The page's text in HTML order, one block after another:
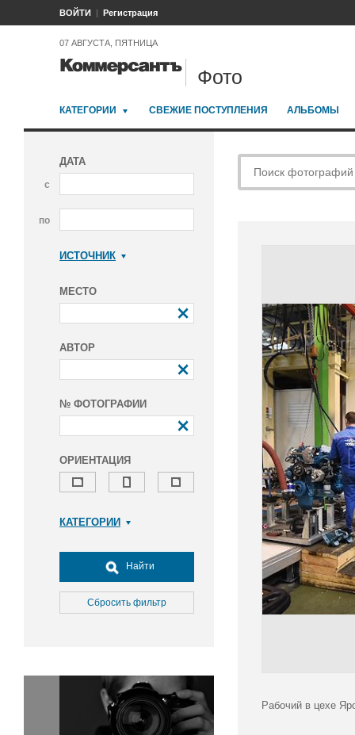
ВОЙТИ Регистрация
07 АВГУСТА, ПЯТНИЦА
Фото
КАТЕГОРИИ СВЕЖИЕ ПОСТУПЛЕНИЯ АЛЬБОМЫ
ДАТА
с
по
ИСТОЧНИК
МЕСТО
АВТОР
№ ФОТОГРАФИИ
ОРИЕНТАЦИЯ
КАТЕГОРИИ
Досуг, туризм и отдых
Культура
Медицина
Окружающая среда
Политика
Правосудие
Найти
Сбросить фильтр
Рабочий в цехе